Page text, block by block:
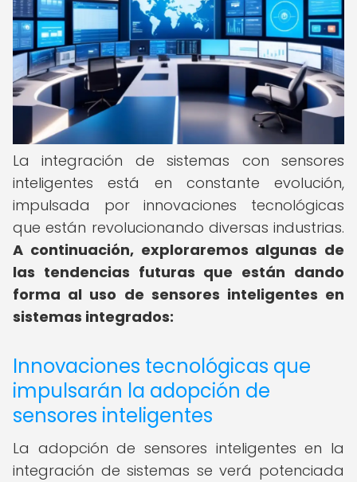
La integración de sistemas con sensores
inteligentes está en constante evolución,
impulsada por innovaciones tecnológicas
que están revolucionando diversas industrias.
A continuación, exploraremos algunas de
las tendencias futuras que están dando
forma al uso de sensores inteligentes en
sistemas integrados:
Innovaciones tecnológicas que
impulsarán la adopción de
sensores inteligentes
La adopción de sensores inteligentes en la
integración de sistemas se verá potenciada